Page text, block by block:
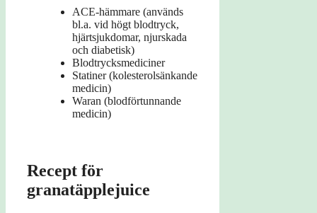
ACE-hämmare (används
bl.a. vid högt blodtryck,
hjärtsjukdomar, njurskada
och diabetisk)
Blodtrycksmediciner
Statiner (kolesterolsänkande
medicin)
Waran (blodförtunnande
medicin)
Recept för
granatäpplejuice